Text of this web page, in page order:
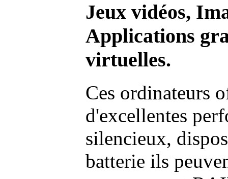
Jeux vidéos,
Applications
virtuelles.
Ces ordinateurs
d'excellentes
silencieux,
batterie ils